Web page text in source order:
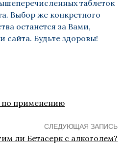
таблеток
Выбор же конкретного
останется за Вами,
сайта. Будьте здоровы!
по применению
СЛЕДУЮЩАЯ ЗАПИСЬ
ли Бетасерк с алкоголем?